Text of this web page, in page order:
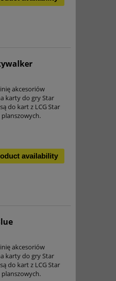
akcesoriów
karty do gry Star
do kart z LCG Star
availability
akcesoriów
karty do gry Star
do kart z LCG Star